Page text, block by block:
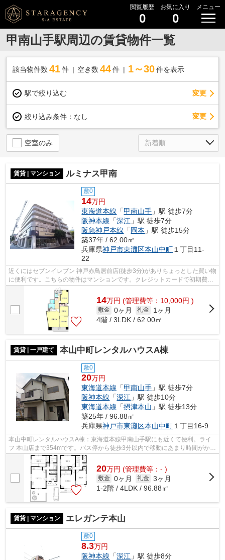
閲覧履歴
0
お気に入り
0
メニュー
甲南山手駅周辺の賃貸物件一覧
該当物件数 41件 空き数 44 件 1～30 件を表示
駅で絞り込む 変更
絞り込み条件： なし 変更
空室のみ
賃貸 | マンション ルミナス甲南
敷0
14万円
東海道本線 「甲南山手 」駅 徒歩7分
阪神本線 「深江 」駅 徒歩7分
阪急神戸本線 「岡本 」駅 徒歩15分
築37年 / 62.00㎡
兵庫県神戸市東灘区本山中町１丁目11-
22
近くにはセブンイレブン 神戸赤鳥居前店(徒歩3分)がありちょっとした買い物
に便利です。こちらの物件はマンションです。クレジットカードで初期費用
をお支払いいただける物件です。根...
14万円 (管理費等：10,000円 )
敷金 0ヶ月 礼金
1ヶ月
4階 / 3LDK / 62.00㎡
賃貸 | 一戸建て 本山中町レンタルハウスA棟
敷0
20万円
東海道本線 「甲南山手 」駅 徒歩7分
阪神本線 「深江 」駅 徒歩10分
東海道本線 「摂津本山 」駅 徒歩13分
築25年 / 96.88㎡
兵庫県神戸市東灘区本山中町 １丁目16-9
本山中町レンタルハウスA棟：東海道本線甲南山手駅にも近くて便利。ライ
フ 本山店まで354mです。バス停から徒歩3分以内で移動にあまり時間がかか
りません。近くに駅が2つあるため、用...
20万円 (管理費等：- )
敷金 0ヶ月 礼金 3ヶ月
1-2階 / 4LDK / 96.88㎡
賃貸 | マンション エレガンテ本山
敷0
8.3万円
阪神本線 「深江 」駅 徒歩8分